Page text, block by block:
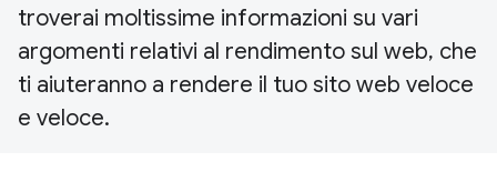
troverai moltissime informazioni su vari
argomenti relativi al rendimento sul web, che
ti aiuteranno a rendere il tuo sito web veloce
e veloce.